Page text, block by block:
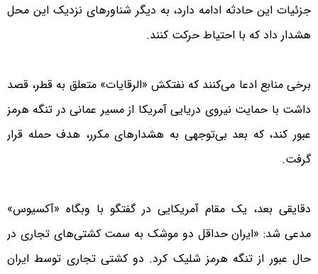
جزئیات این حادثه ادامه دارد، به دیگر شناورهای نزدیک این محل
هشدار داد که با احتیاط حرکت کنند.
برخی منابع ادعا می‌کنند که نفتکش «الرقایات» متعلق به قطر، قصد
داشت با حمایت نیروی دریایی آمریکا از مسیر عمانی در تنگه هرمز
عبور کند، که بعد بی‌توجهی به هشدارهای مکرر، هدف حمله قرار
گرفت.
دقایقی بعد، یک مقام آمریکایی در گفتگو با وبگاه «آکسیوس»
مدعی شد: «ایران حداقل دو موشک به سمت کشتی‌های تجاری در
حال عبور از تنگه هرمز شلیک کرد. دو کشتی تجاری توسط ایران